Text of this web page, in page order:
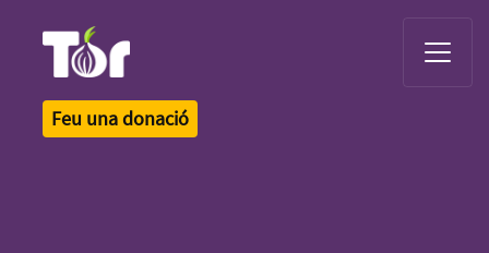
Feu una donació